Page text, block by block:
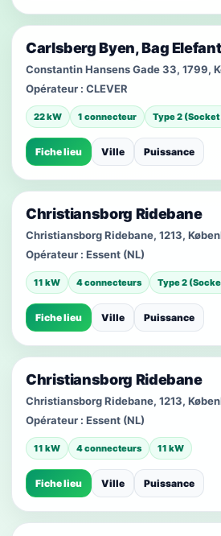
Carlsberg Byen, Bag
Constantin Hansens Gade 33, 1799,
Opérateur : CLEVER
22 kW 1 connecteur Type 2
Fiche lieu Ville Puissance
Christiansborg Ridebane
Christiansborg Ridebane, 1213,
Opérateur : Essent (NL)
11 kW 4 connecteurs Type 2
Fiche lieu Ville Puissance
Christiansborg Ridebane
Christiansborg Ridebane, 1213,
Opérateur : Essent (NL)
11 kW 4 connecteurs 11 kW
Fiche lieu Ville Puissance